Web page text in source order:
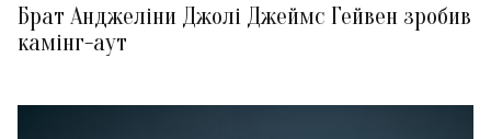
Брат Анджеліни Джолі Джеймс Гейвен зробив
камінг-аут